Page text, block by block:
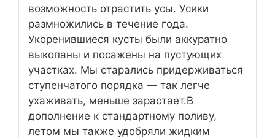
возможность отрастить усы. Усики
размножились в течение года.
Укоренившиеся кусты были аккуратно
выкопаны и посажены на пустующих
участках. Мы старались придерживаться
ступенчатого порядка — так легче
ухаживать, меньше зарастает.В
дополнение к стандартному поливу,
летом мы также удобряли жидким